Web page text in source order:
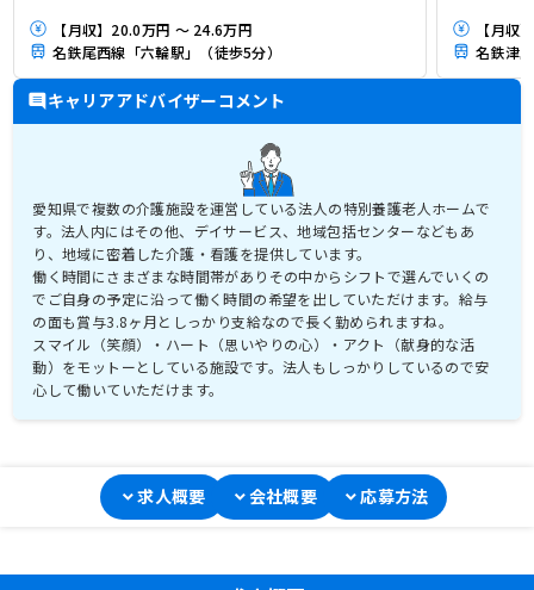
【月収】20.0万円 ～ 24.6万円
名鉄尾西線「六輪駅」（徒歩5分）
【月収
名鉄津
キャリアアドバイザーコメント
愛知県で複数の介護施設を運営している法人の特別養護老人ホームで
す。法人内にはその他、デイサービス、地域包括センターなどもあ
り、地域に密着した介護・看護を提供しています。
働く時間にさまざまな時間帯がありその中からシフトで選んでいくの
でご自身の予定に沿って働く時間の希望を出していただけます。給与
の面も賞与3.8ヶ月としっかり支給なので長く勤められますね。
スマイル（笑顔）・ハート（思いやりの心）・アクト（献身的な活
動）をモットーとしている施設です。法人もしっかりしているので安
心して働いていただけます。
求人概要 会社概要 応募方法